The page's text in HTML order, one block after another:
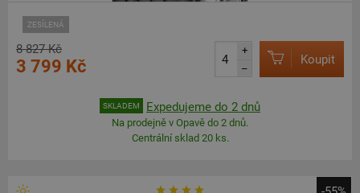
ZESÍLENÁ
8 827 Kč
3 799 Kč
+
–
Koupit
SKLADEM Expedujeme do 2 dnů
Na prodejně v Opavě do 2 dnů.
Centrální sklad 20 ks.